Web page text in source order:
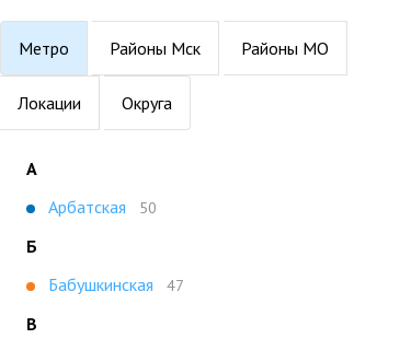
Метро Районы Мск Районы МО
Локации Округа
А
Арбатская
50
Б
Бабушкинская
47
В